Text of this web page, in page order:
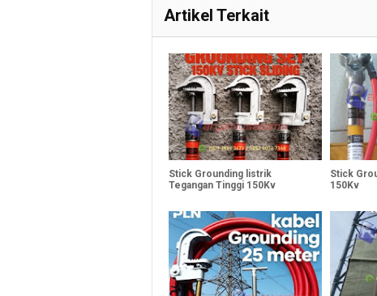
Artikel Terkait
Stick Grounding listrik
Tegangan Tinggi 150Kv
Stick
150Kv